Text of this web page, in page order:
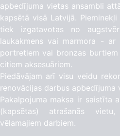
apbedījuma vietas ansambli
kapsētā visā Latvijā.
tiek izgatavotas no
laukakmens vai marmora - ar
portretiem vai bronzas burtiem
citiem aksesuāriem.
Piedāvājam arī visu veidu
renovācijas darbus apbedījuma
Pakalpojuma maksa ir saistīta
(kapsētas) atrašanās
vēlamajiem darbiem.